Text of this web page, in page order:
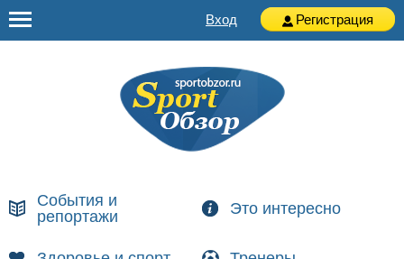
Вход Регистрация
События и
репортажи
Это интересно